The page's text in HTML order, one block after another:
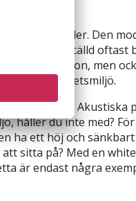
arbetsmetoder. Den
kan en anställd oftast
interaktion, men
en bra arbetsmiljö.
dela av ytor. Akustiska
håller du inte med?
ha ett höj och
sitta på? Med en
är endast några